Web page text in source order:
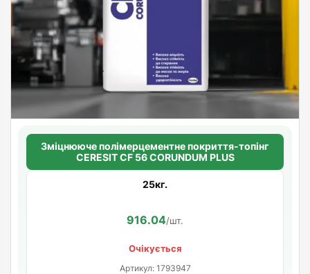
Зміцнююче полімерцементне покриття-топінг
CERESIT CF 56 CORUNDUM PLUS
25кг.
916.04/шт.
Очікується
Артикул: 1793947